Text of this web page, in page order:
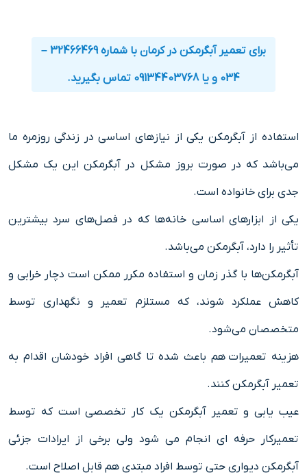
برای تعمیر آبگرمکن در کرمان با شماره 32466469 –
034 و یا 09134403768 تماس بگیرید.
استفاده از آبگرمکن یکی از نیازهای اساسی در زندگی روزمره ما
می‌باشد که در صورت بروز مشکل در آبگرمکن این یک مشکل
جدی برای خانواده است.
یکی از ابزارهای اساسی خانه‌ها که در فصل‌های سرد بیشترین
تأثیر را دارد، آبگرمکن می‌باشد.
آبگرمکن‌ها با گذر زمان و استفاده مکرر ممکن است دچار خرابی و
کاهش عملکرد شوند، که مستلزم تعمیر و نگهداری توسط
متخصصان می‌شود.
هزینه تعمیرات هم باعث شده تا گاهی افراد خودشان اقدام به
تعمیر آبگرمکن کنند.
عیب یابی و تعمیر آبگرمکن یک کار تخصصی است که توسط
تعمیرکار حرفه ای انجام می شود ولی برخی از ایرادات جزئی
آبگرمکن دیواری حتی توسط افراد مبتدی هم قابل اصلاح است.